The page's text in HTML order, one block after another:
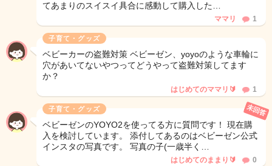
てあまりのスイスイ具合に感動して購入した…
ママリ 1
子育て・グッズ
ベビーカーの盗難対策 ベビーゼン、yoyoのような車輪に
穴があいてないやつってどうやって盗難対策してます
か？
はじめてのママリ🔰 1
子育て・グッズ
ベビーゼンのYOYO2を使ってる方に質問です！ 現在購
入を検討しています。 添付してあるのはベビーゼン公式
インスタの写真です。 写真の子(一歳半く…
未回答
はじめてのままり🔰 0